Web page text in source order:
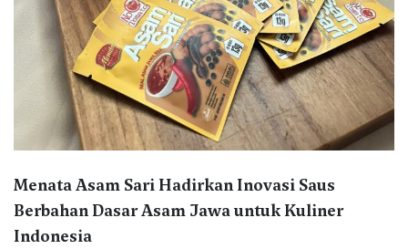
Menata Asam Sari Hadirkan Inovasi Saus
Berbahan Dasar Asam Jawa untuk Kuliner
Indonesia